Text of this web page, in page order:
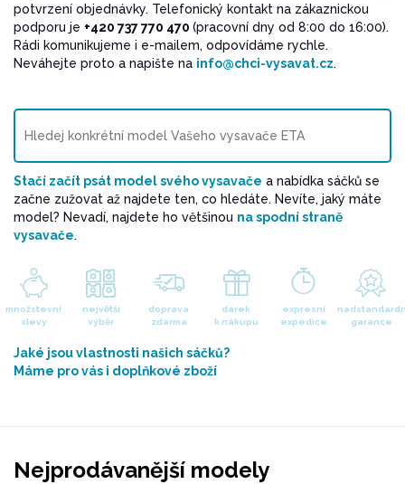
potvrzení objednávky. Telefonický kontakt na zákaznickou
podporu je +420 737 770 470 (pracovní dny od 8:00 do 16:00).
Rádi komunikujeme i e-mailem, odpovídáme rychle.
Neváhejte proto a napište na info@chci-vysavat.cz.
Stačí začít psát model svého vysavače a nabídka sáčků se
začne zužovat až najdete ten, co hledáte. Nevíte, jaký máte
model? Nevadí, najdete ho většinou na spodní straně
vysavače.
množstevní
slevy
největší
výběr
doprava
zdarma
dárek
k nákupu
expresní
expedice
garance
Jaké jsou vlastnosti našich sáčků?
Máme pro vás i doplňkové zboží
Nejprodávanější modely